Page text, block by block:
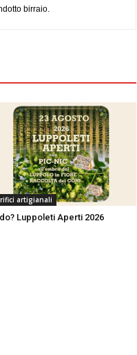
birraio.
artigianali
Luppoleti Aperti 2026